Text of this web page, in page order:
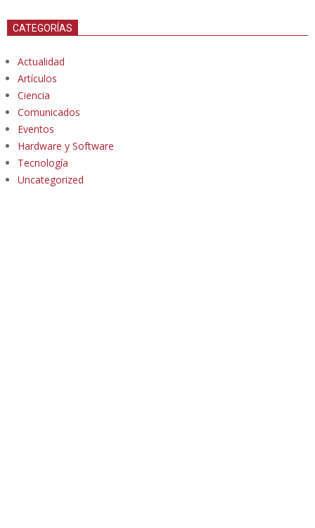
CATEGORÍAS
Actualidad
Artículos
Ciencia
Comunicados
Eventos
Hardware y Software
Tecnología
Uncategorized